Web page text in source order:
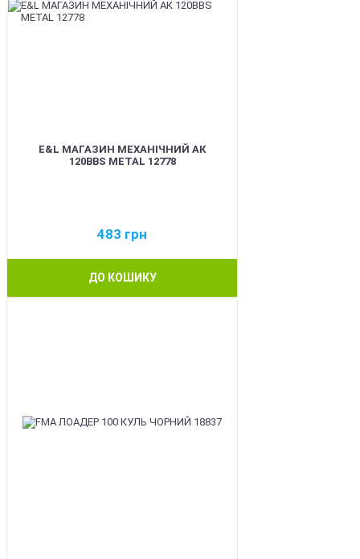
E&L МАГАЗИН МЕХАНІЧНИЙ АК
120BBS METAL 12778
483 грн
ДО КОШИКУ